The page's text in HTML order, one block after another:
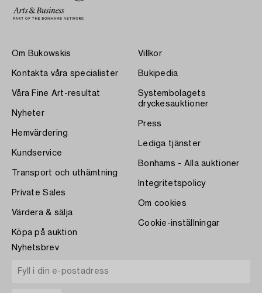
Om Bukowskis
Kontakta våra specialister
Våra Fine Art-resultat
Nyheter
Hemvärdering
Kundservice
Transport och uthämtning
Private Sales
Värdera & sälja
Köpa på auktion
Villkor
Bukipedia
Systembolagets
dryckesauktioner
Press
Lediga tjänster
Bonhams - Alla auktioner
Integritetspolicy
Om cookies
Cookie-inställningar
Nyhetsbrev